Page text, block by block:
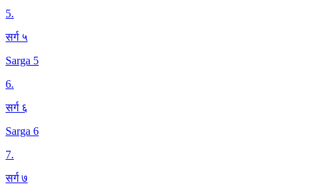
5.
सर्ग ५
Sarga 5
6.
सर्ग ६
Sarga 6
7.
सर्ग ७